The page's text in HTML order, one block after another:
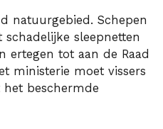
natuurgebied. Schepen
sleepnetten
ertegen tot aan de Raad
ministerie moet vissers
beschermde